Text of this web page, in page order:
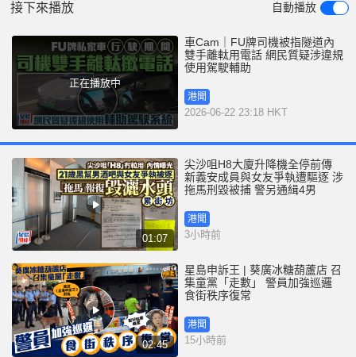
接下來播放 自動播放
正在播放中
車Cam｜FU牌司機被指隧道內
雙手離軚用電話 網民質疑涉違規
使用駕駛輔助
港聞
2026-06-22 23:18 HKT
01:07
尖沙咀H8大廈升降機全停前傳
新義安成員與女友爭執遭驅逐 涉
拖馬刑毀被捕 警另通緝4男
港聞
3小時前
02:45
星島申訴王 | 葵廣冰糖葫蘆店 召
集童黨「走數」 警員加強巡邏
食街秩序復常
港聞
15小時前